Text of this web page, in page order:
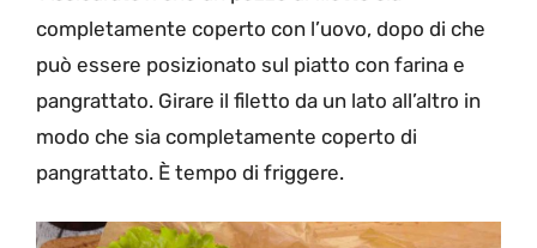
completamente coperto con l’uovo, dopo di che
può essere posizionato sul piatto con farina e
pangrattato. Girare il filetto da un lato all’altro in
modo che sia completamente coperto di
pangrattato. È tempo di friggere.